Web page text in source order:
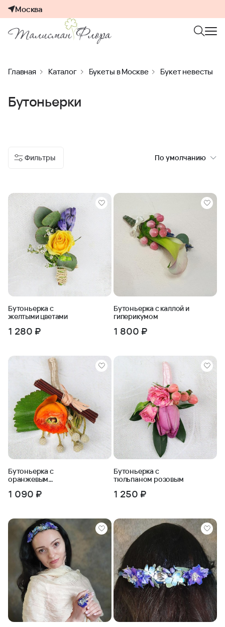
Москва
Главная Каталог Букеты в Москве Букет невесты
Бутоньерки
Фильтры По умолчанию
Бутоньерка с
желтыми цветами
1 280 ₽
Бутоньерка с каллой и
гиперикумом
1 800 ₽
Бутоньерка с
оранжевым
1 090 ₽
Бутоньерка с
тюльпаном розовым
1 250 ₽